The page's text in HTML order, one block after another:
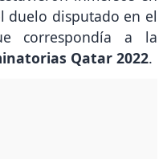
duelo disputado en el
correspondía a la
Qatar 2022.